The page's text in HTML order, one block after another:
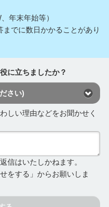
年末年始等）
でに数日かかることがあり
に立ちましたか？
さい)
しい理由などをお聞かせく
信はいたしかねます。
をする」からお願いしま